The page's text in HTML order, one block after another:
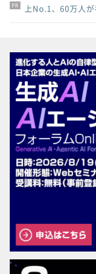
PR
PR
PR
上No.1、60万人